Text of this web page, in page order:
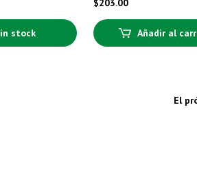
stock
$203.00
Añadir al
El